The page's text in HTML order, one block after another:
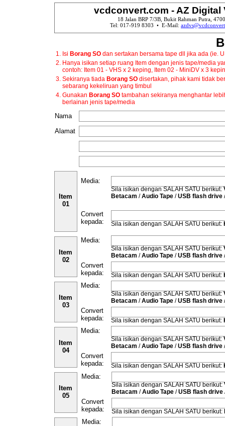
1. Isi Borang SOdan sertakan bersama tape dll jika ada (ie.
2. Hanya isikan setiap ruang Item dengan jenis tape/media
contoh: Item 01 - VHS x 2 keping, Item 02 - MiniDV x 3
3. Sekiranya tiada Borang SOdisertakan, pihak kami tidak
sebarang kekeliruan yang timbul
4. Gunakan Borang SOtambahan sekiranya menghantar
berlainan jenis tape/media
Nama
Media:
Convert
kepada:
Item
01
Alamat
Sila isikan dengan SALAH SATU berikut:
Betacam /Audio Tape /USB flash drive /
Sila isikan dengan SALAH SATU berikut:
Item
02
Item
03
Item
04
Item
05
Media:
Convert
kepada:
Sila isikan dengan SALAH SATU berikut:
Betacam /Audio Tape /USB flash drive /
Sila isikan dengan SALAH SATU berikut:
Media:
Convert
kepada:
Sila isikan dengan SALAH SATU berikut:
Betacam /Audio Tape /USB flash drive /
Sila isikan dengan SALAH SATU berikut:
Media:
Convert
kepada:
Sila isikan dengan SALAH SATU berikut:
Betacam /Audio Tape /USB flash drive /
Sila isikan dengan SALAH SATU berikut:
Media:
Convert
kepada:
Sila isikan dengan SALAH SATU berikut:
Betacam /Audio Tape /USB flash drive
Sila isikan dengan SALAH SATU berikut:
Media:
vcdconvert.com - AZ Digital
18 Jalan BRP 7/3B, Bukit Rahman Putra,
Tel: 017-919 8303 • E-Mail: